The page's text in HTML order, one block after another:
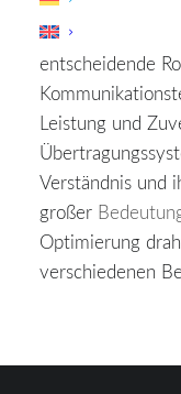
Insgesamt spielt
entscheidende
Leistung und
Verständnis und
großer
Optimierung
verschiedenen